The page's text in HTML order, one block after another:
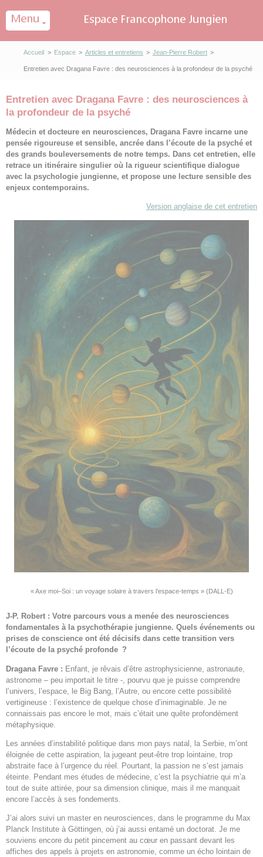
Accueil > Espace > Articles et entretiens > Jean-Pierre Robert >
Entretien avec Dragana Favre : des neurosciences à la profondeur de la psyché
Entretien avec Dragana Favre : des neurosciences à
la profondeur de la psyché
Médecin et docteure en neurosciences, Dragana Favre incarne une
pensée rigoureuse et sensible, ancrée dans l’écoute de la psyché et
des grands bouleversements de notre temps. Dans cet entretien, elle
retrace un itinéraire singulier où la rigueur scientifique dialogue
avec la psychologie jungienne, et propose une lecture sensible des
enjeux contemporains.
Version anglaise de cet entretien
« Axe moi–Soi : un voyage solaire à travers l’espace-temps » (DALL-E)
J-P. Robert : Votre parcours vous a menée des neurosciences
fondamentales à la psychothérapie jungienne. Quels événements ou
prises de conscience ont été décisifs dans cette transition vers
l’écoute de la psyché profonde ?
Dragana Favre : Enfant, je rêvais d’être astrophysicienne, astronaute,
astronome – peu importait le titre -, pourvu que je puisse comprendre
l’univers, l’espace, le Big Bang, l’Autre, ou encore cette possibilité
vertigineuse : l’existence de quelque chose d’inimaginable. Je ne
connaissais pas encore le mot, mais c’était une quête profondément
métaphysique.
Les années d’instabilité politique dans mon pays natal, la Serbie, m’ont
éloignée de cette aspiration, la jugeant peut-être trop lointaine, trop
abstraite face à l’urgence du réel. Pourtant, la passion ne s’est jamais
éteinte. Pendant mes études de médecine, c’est la psychiatrie qui m’a
tout de suite attirée, pour sa dimension clinique, mais il me manquait
encore l’accès à ses fondements.
J’ai alors suivi un master en neurosciences, dans le programme du Max
Planck Institute à Göttingen, où j’ai aussi entamé un doctorat. Je me
souviens encore du petit pincement au cœur en passant devant les
affiches des appels à projets en astronomie, comme un écho lointain de